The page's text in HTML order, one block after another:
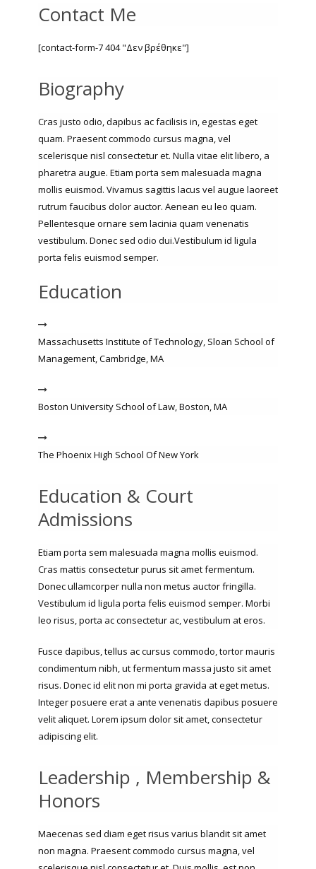
Contact Me
[contact-form-7 404 "Δεν βρέθηκε"]
Biography
Cras justo odio, dapibus ac facilisis in, egestas eget
quam. Praesent commodo cursus magna, vel
scelerisque nisl consectetur et. Nulla vitae elit libero, a
pharetra augue. Etiam porta sem malesuada magna
mollis euismod. Vivamus sagittis lacus vel augue laoreet
rutrum faucibus dolor auctor. Aenean eu leo quam.
Pellentesque ornare sem lacinia quam venenatis
vestibulum. Donec sed odio dui.Vestibulum id ligula
porta felis euismod semper.
Education
Massachusetts Institute of Technology, Sloan School of
Management, Cambridge, MA
Boston University School of Law, Boston, MA
The Phoenix High School Of New York
Education & Court
Admissions
Etiam porta sem malesuada magna mollis euismod.
Cras mattis consectetur purus sit amet fermentum.
Donec ullamcorper nulla non metus auctor fringilla.
Vestibulum id ligula porta felis euismod semper. Morbi
leo risus, porta ac consectetur ac, vestibulum at eros.
Fusce dapibus, tellus ac cursus commodo, tortor mauris
condimentum nibh, ut fermentum massa justo sit amet
risus. Donec id elit non mi porta gravida at eget metus.
Integer posuere erat a ante venenatis dapibus posuere
velit aliquet. Lorem ipsum dolor sit amet, consectetur
adipiscing elit.
Leadership , Membership &
Honors
Maecenas sed diam eget risus varius blandit sit amet
non magna. Praesent commodo cursus magna, vel